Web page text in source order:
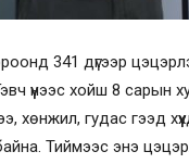
341 дүгээр
үүнээс хойш 8 сарын
гудас гээд
Тиймээс энэ